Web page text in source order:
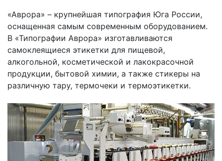
«Аврора» – крупнейшая типография Юга России,
оснащенная самым современным оборудованием.
В «Типографии Аврора» изготавливаются
самоклеящиеся этикетки для пищевой,
алкогольной, косметической и лакокрасочной
продукции, бытовой химии, а также стикеры на
различную тару, термочеки и термоэтикетки.